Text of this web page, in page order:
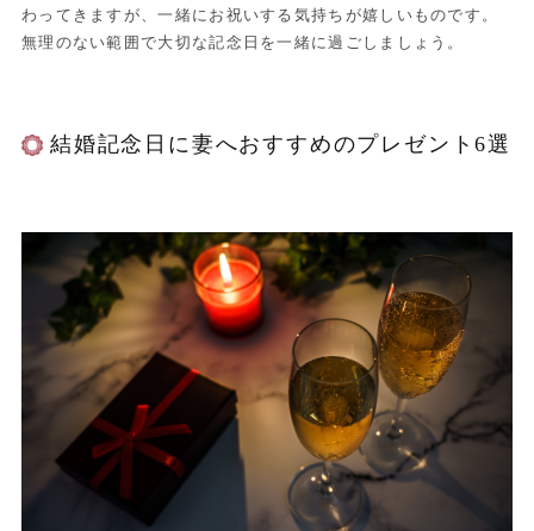
わってきますが、一緒にお祝いする気持ちが嬉しいものです。
無理のない範囲で大切な記念日を一緒に過ごしましょう。
結婚記念日に妻へおすすめのプレゼント6選